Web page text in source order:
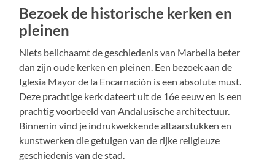
Bezoek de historische kerken en
pleinen
Niets belichaamt de geschiedenis van Marbella beter
dan zijn oude kerken en pleinen. Een bezoek aan de
Iglesia Mayor de la Encarnación is een absolute must.
Deze prachtige kerk dateert uit de 16e eeuw en is een
prachtig voorbeeld van Andalusische architectuur.
Binnenin vind je indrukwekkende altaarstukken en
kunstwerken die getuigen van de rijke religieuze
geschiedenis van de stad.